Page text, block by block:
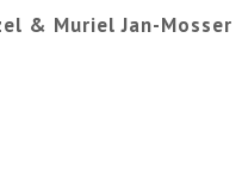
& Muriel Jan-Mosser